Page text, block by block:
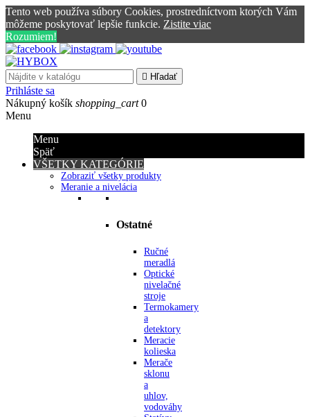
Tento web používa súbory Cookies, prostredníctvom ktorých Vám
môžeme poskytovať lepšie funkcie. Zistite viac
Rozumiem!
 Hľadať
Prihláste sa
Nákupný košík shopping_cart 0
Menu
Menu
Späť
VŠETKY KATEGÓRIE
Zobraziť všetky produkty
Meranie a nivelácia
Ostatné
Ručné
meradlá
Optické
nivelačné
stroje
Termokamery
a
detektory
Meracie
kolieska
Merače
sklonu
a
uhlov,
vodováhy